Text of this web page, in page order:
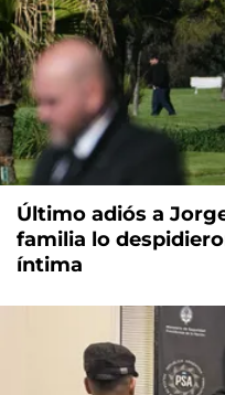
Último adiós a
familia lo
íntima